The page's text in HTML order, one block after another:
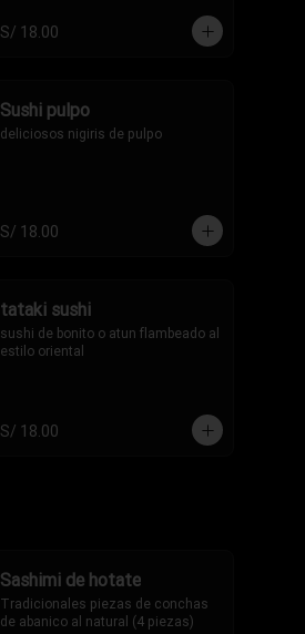
S/ 18.00
Sushi pulpo
deliciosos nigiris de pulpo
S/ 18.00
tataki sushi
sushi de bonito o atun flambeado al
estilo oriental
S/ 18.00
Sashimi de hotate
Tradicionales piezas de conchas
de abanico al natural (4 piezas)